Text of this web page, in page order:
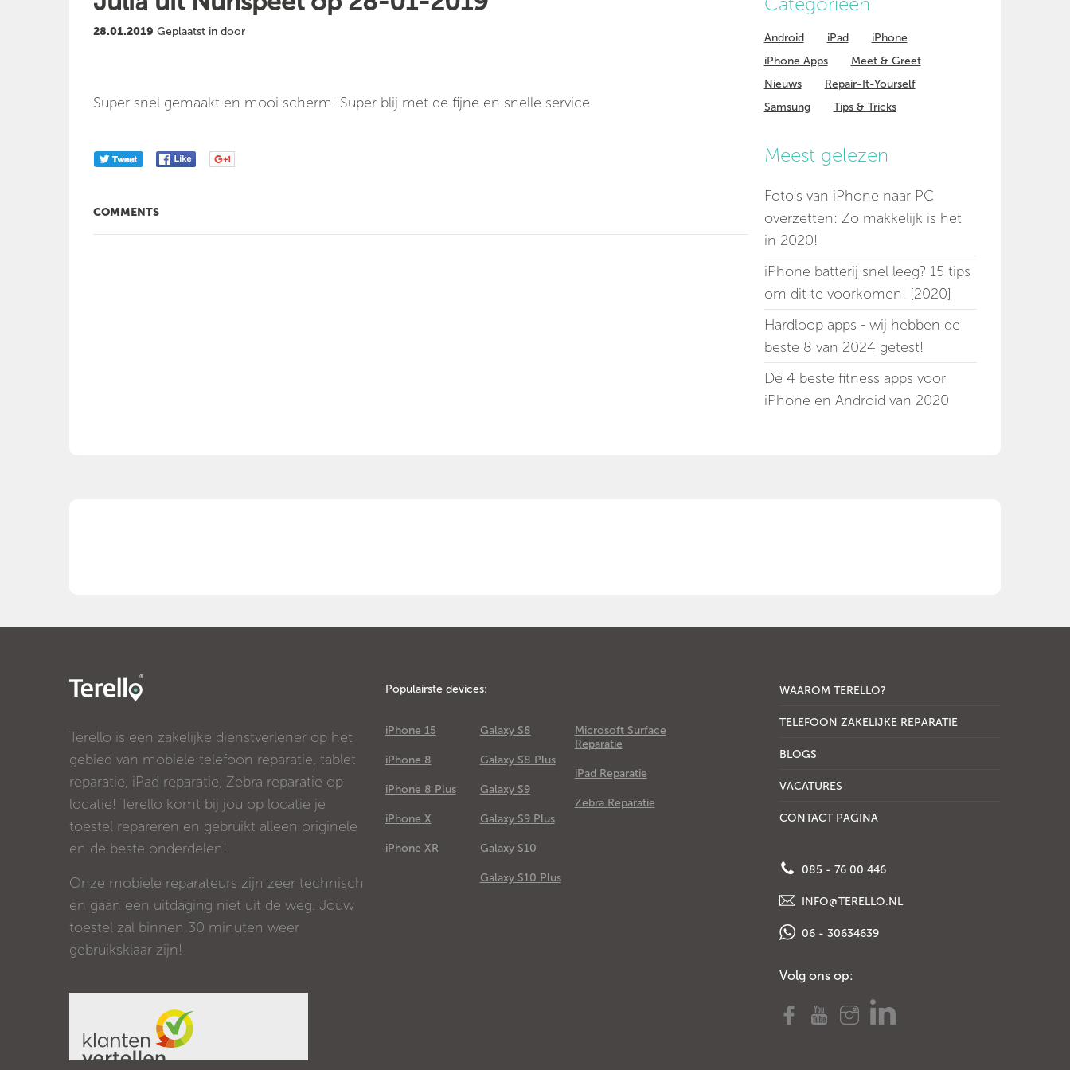
28.01.2019 Geplaatst in door
Super snel gemaakt en mooi scherm! Super blij met de fijne en snelle service.
COMMENTS
Android iPad
iPhone
iPhone Apps
Meet & Greet
Nieuws
Repair-It-Yourself
Samsung
Tips & Tricks
Meest gelezen
Foto's van iPhone naar PC
overzetten: Zo makkelijk is het
in 2020!
iPhone batterij snel leeg? 15 tips
om dit te voorkomen! [2020]
Hardloop apps - wij hebben de
beste 8 van 2024 getest!
Dé 4 beste fitness apps voor
iPhone en Android van 2020
Terello is een zakelijke dienstverlener op het
gebied van mobiele telefoon reparatie, tablet
reparatie, iPad reparatie, Zebra reparatie op
locatie! Terello komt bij jou op locatie je
toestel repareren en gebruikt alleen originele
en de beste onderdelen!
Onze mobiele reparateurs zijn zeer technisch
en gaan een uitdaging niet uit de weg. Jouw
toestel zal binnen 30 minuten weer
gebruiksklaar zijn!
Populairste devices:
iPhone 15
iPhone 8
iPhone 8 Plus
iPhone X
iPhone XR
Galaxy S8
Galaxy S8 Plus
Galaxy S9
Galaxy S9 Plus
Galaxy S10
Galaxy S10 Plus
Microsoft Surface
Reparatie
iPad Reparatie
Zebra Reparatie
WAAROM TERELLO?
TELEFOON ZAKELIJKE REPARATIE
BLOGS
VACATURES
CONTACT PAGINA
085 - 76 00 446
INFO@TERELLO.NL
06 - 30634639
Volg ons op: